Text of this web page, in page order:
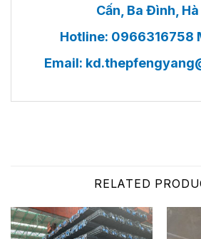
Cấn, Ba Đình,
Hotline: 0966316758
Email:
RELATED